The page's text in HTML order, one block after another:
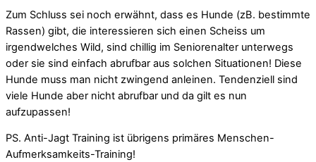
Zum Schluss sei noch erwähnt, dass es Hunde (zB. bestimmte
Rassen) gibt, die interessieren sich einen Scheiss um
irgendwelches Wild, sind chillig im Seniorenalter unterwegs
oder sie sind einfach abrufbar aus solchen Situationen! Diese
Hunde muss man nicht zwingend anleinen. Tendenziell sind
viele Hunde aber nicht abrufbar und da gilt es nun
aufzupassen!
PS. Anti-Jagt Training ist übrigens primäres Menschen-
Aufmerksamkeits-Training!